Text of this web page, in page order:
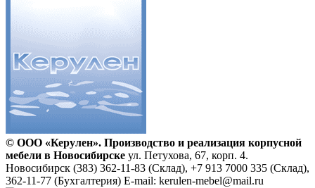
© ООО «Керулен». Производство и реализация корпусной
мебели в Новосибирске ул. Петухова, 67, корп. 4.
Новосибирск (383) 362-11-83 (Склад), +7 913 7000 335 (Склад),
362-11-77 (Бухгалтерия) E-mail: kerulen-mebel@mail.ru